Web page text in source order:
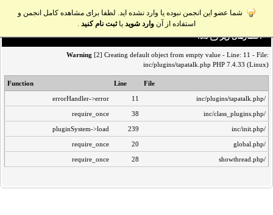
شما عضو این انجمن نبوده یا وارد نشده اید. لطفا برای مشاهده کامل انجمن و
استفاده از آن وارد شوید یاثبت نام کنید .
اخطار‌های زیر رخ داد:
Warning [2] Creating default object from empty value - Line: 11 - File:
inc/plugins/tapatalk.php PHP 7.4.33 (Linux)
File
Line
Function
/inc/plugins/tapatalk.php
11
errorHandler->error
/inc/class_plugins.php
38
require_once
/inc/init.php
239
pluginSystem->load
/global.php
20
require_once
/showthread.php
28
require_once